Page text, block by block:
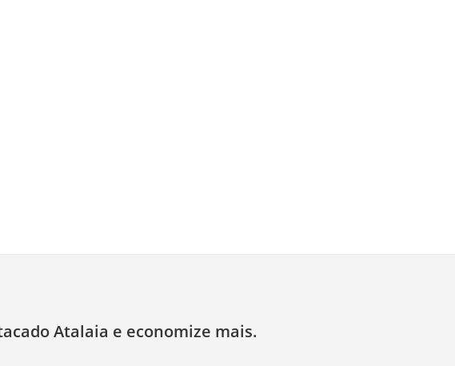
Atalaia e economize mais.